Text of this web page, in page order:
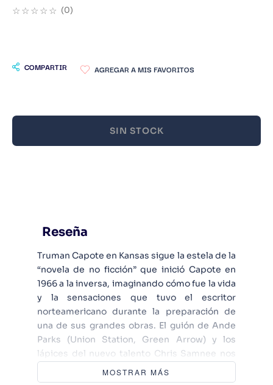
☆☆☆☆☆ (0)
COMPARTIR
SIN STOCK
Reseña
Truman Capote en Kansas sigue la estela de la
“novela de no ficción” que inició Capote en
1966 a la inversa, imaginando cómo fue la vida
y la sensaciones que tuvo el escritor
norteamericano durante la preparación de
una de sus grandes obras. El guión de Ande
Parks (Union Station, Green Arrow) y los
lápices del nuevo talento Chris Samnee nos
trasladan a la Kansas de 1959 justo después
de que un atroz crimen sacudiera a toda una
MOSTRAR MÁS
10. Warhammer